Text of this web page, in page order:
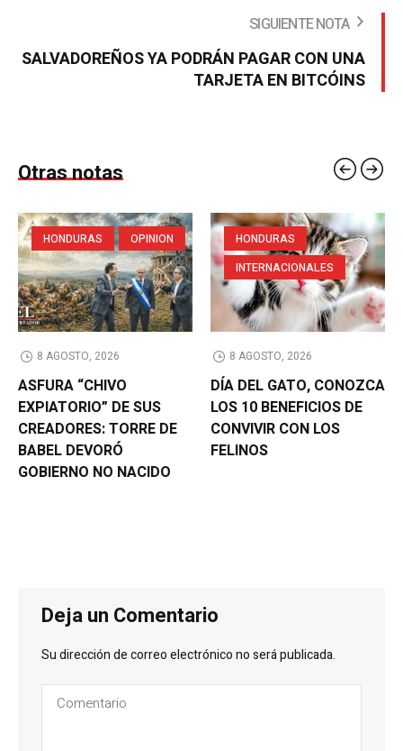
SIGUIENTE NOTA
SALVADOREÑOS YA PODRÁN PAGAR CON UNA
TARJETA EN BITCÓINS
Otras notas
HONDURAS OPINION
8 AGOSTO, 2026
ASFURA “CHIVO
EXPIATORIO” DE SUS
CREADORES: TORRE DE
BABEL DEVORÓ
GOBIERNO NO NACIDO
HONDURAS
INTERNACIONALES
8 AGOSTO, 2026
DÍA DEL GATO, CONOZCA
LOS 10 BENEFICIOS DE
CONVIVIR CON LOS
FELINOS
Deja un Comentario
Su dirección de correo electrónico no será publicada.